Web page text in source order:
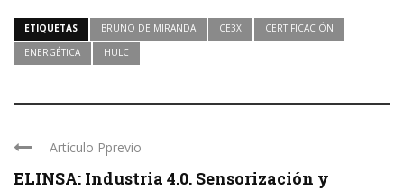
ETIQUETAS BRUNO DE MIRANDA CE3X
CERTIFICACIÓN
ENERGÉTICA
HULC
Artículo Pprevio
ELINSA: Industria 4.0. Sensorización y